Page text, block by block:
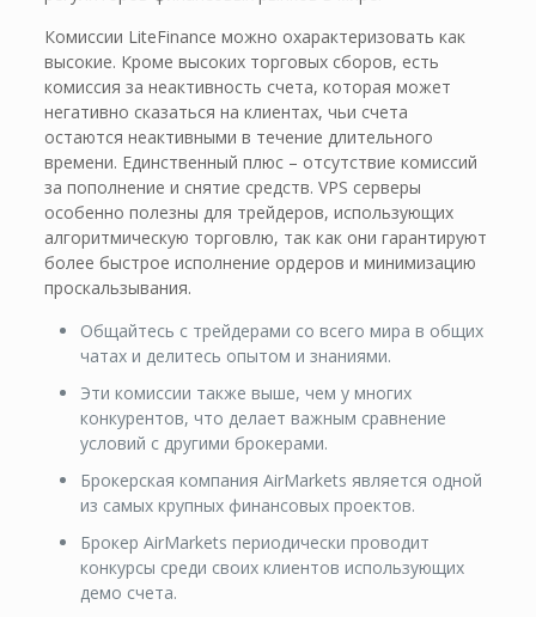
Комиссии LiteFinance можно охарактеризовать как
высокие. Кроме высоких торговых сборов, есть
комиссия за неактивность счета, которая может
негативно сказаться на клиентах, чьи счета
остаются неактивными в течение длительного
времени. Единственный плюс – отсутствие комиссий
за пополнение и снятие средств. VPS серверы
особенно полезны для трейдеров, использующих
алгоритмическую торговлю, так как они гарантируют
более быстрое исполнение ордеров и минимизацию
проскальзывания.
Общайтесь с трейдерами со всего мира в общих
чатах и делитесь опытом и знаниями.
Эти комиссии также выше, чем у многих
конкурентов, что делает важным сравнение
условий с другими брокерами.
Брокерская компания AirMarkets является одной
из самых крупных финансовых проектов.
Брокер AirMarkets периодически проводит
конкурсы среди своих клиентов использующих
демо счета.